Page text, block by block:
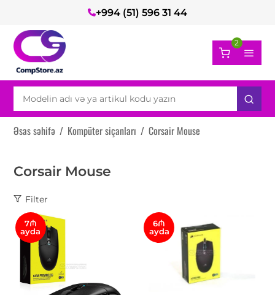
+994 (51) 596 31 44
2
Əsas səhifə / Kompüter siçanları / Corsair Mouse
Corsair Mouse
Filter
7₼
ayda
6₼
ayda